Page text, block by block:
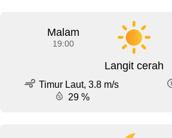
Malam
19:00
Langit cerah
Timur Laut, 3.8 m/s
29 %